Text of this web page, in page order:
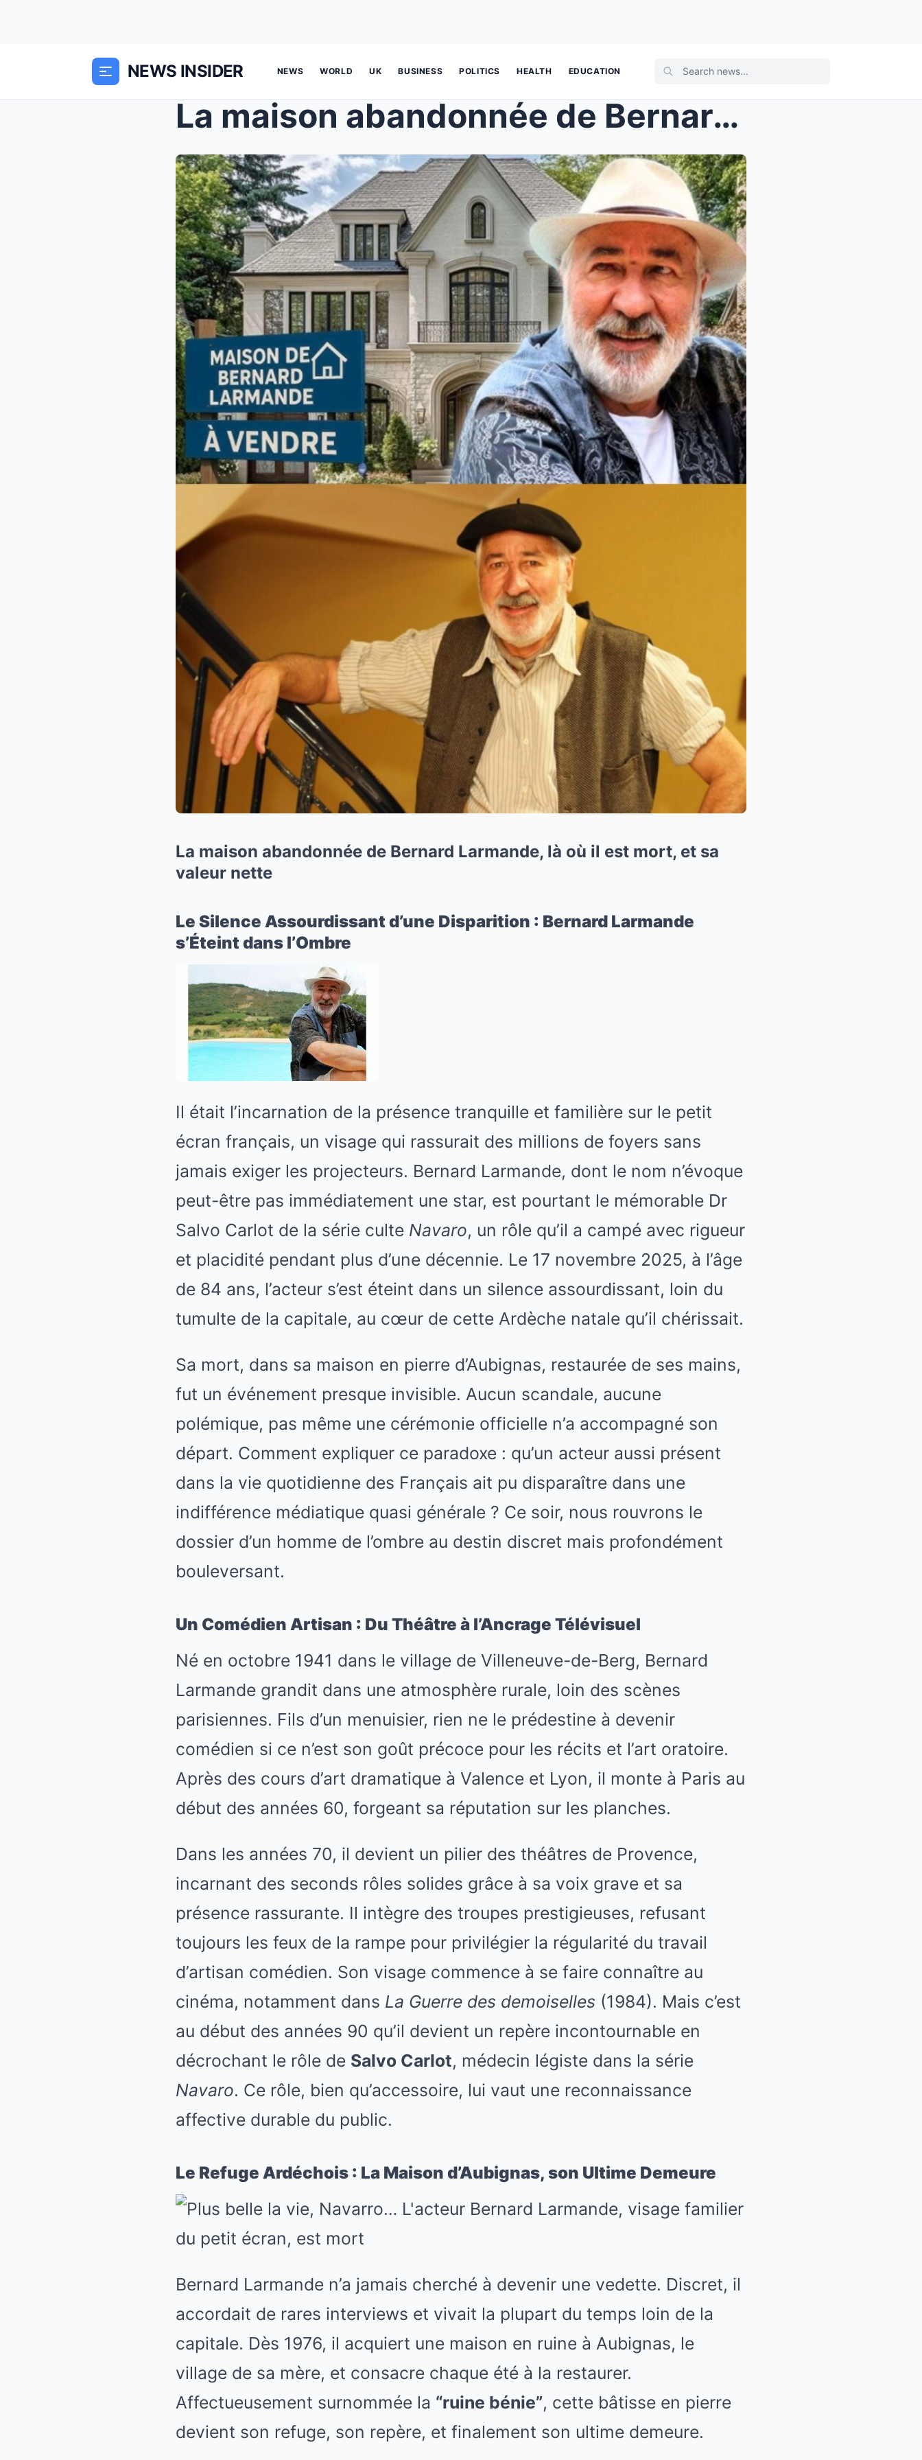
NEWS INSIDER NEWS WORLD UK BUSINESS POLITICS HEALTH EDUCATION
La maison abandonnée de Bernard Larmande, là où il...
La maison abandonnée de Bernard Larmande, là où il est mort, et sa
valeur nette
Le Silence Assourdissant d’une Disparition : Bernard Larmande
s’Éteint dans l’Ombre
Il était l’incarnation de la présence tranquille et familière sur le petit
écran français, un visage qui rassurait des millions de foyers sans
jamais exiger les projecteurs. Bernard Larmande, dont le nom n’évoque
peut-être pas immédiatement une star, est pourtant le mémorable Dr
Salvo Carlot de la série culte Navaro, un rôle qu’il a campé avec rigueur
et placidité pendant plus d’une décennie. Le 17 novembre 2025, à l’âge
de 84 ans, l’acteur s’est éteint dans un silence assourdissant, loin du
tumulte de la capitale, au cœur de cette Ardèche natale qu’il chérissait.
Sa mort, dans sa maison en pierre d’Aubignas, restaurée de ses mains,
fut un événement presque invisible. Aucun scandale, aucune
polémique, pas même une cérémonie officielle n’a accompagné son
départ. Comment expliquer ce paradoxe : qu’un acteur aussi présent
dans la vie quotidienne des Français ait pu disparaître dans une
indifférence médiatique quasi générale ? Ce soir, nous rouvrons le
dossier d’un homme de l’ombre au destin discret mais profondément
bouleversant.
Un Comédien Artisan : Du Théâtre à l’Ancrage Télévisuel
Né en octobre 1941 dans le village de Villeneuve-de-Berg, Bernard
Larmande grandit dans une atmosphère rurale, loin des scènes
parisiennes. Fils d’un menuisier, rien ne le prédestine à devenir
comédien si ce n’est son goût précoce pour les récits et l’art oratoire.
Après des cours d’art dramatique à Valence et Lyon, il monte à Paris au
début des années 60, forgeant sa réputation sur les planches.
Dans les années 70, il devient un pilier des théâtres de Provence,
incarnant des seconds rôles solides grâce à sa voix grave et sa
présence rassurante. Il intègre des troupes prestigieuses, refusant
toujours les feux de la rampe pour privilégier la régularité du travail
d’artisan comédien. Son visage commence à se faire connaître au
cinéma, notamment dans La Guerre des demoiselles (1984). Mais c’est
au début des années 90 qu’il devient un repère incontournable en
décrochant le rôle de Salvo Carlot, médecin légiste dans la série
Navaro. Ce rôle, bien qu’accessoire, lui vaut une reconnaissance
affective durable du public.
Le Refuge Ardéchois : La Maison d’Aubignas, son Ultime Demeure
Bernard Larmande n’a jamais cherché à devenir une vedette. Discret, il
accordait de rares interviews et vivait la plupart du temps loin de la
capitale. Dès 1976, il acquiert une maison en ruine à Aubignas, le
village de sa mère, et consacre chaque été à la restaurer.
Affectueusement surnommée la “ruine bénie”, cette bâtisse en pierre
devient son refuge, son repère, et finalement son ultime demeure.